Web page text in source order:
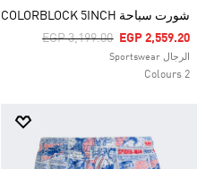
شورت سباحة COLORBLOCK 5INCH
Price Reduced From
EGP 3,199.00ToEGP 2,559.20
الرجال Sportswear
2 Colours